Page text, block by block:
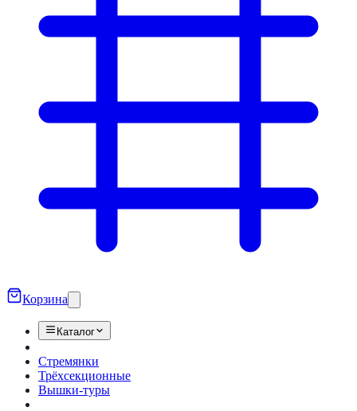
Корзина
Каталог
Стремянки
Трёхсекционные
Вышки-туры